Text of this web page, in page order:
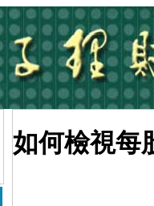
如何檢視每